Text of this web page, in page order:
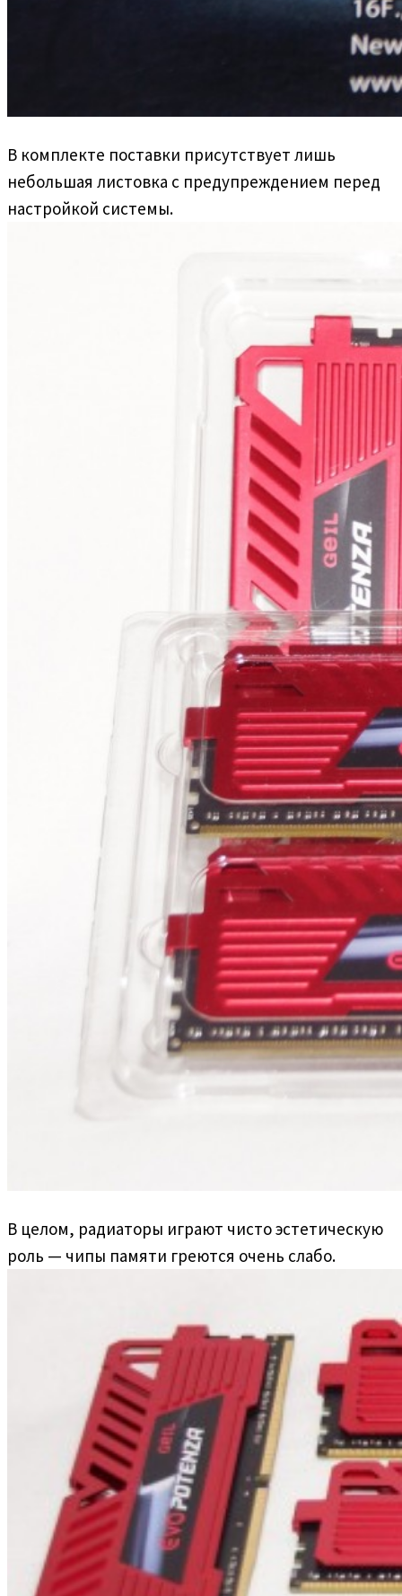
В комплекте поставки присутствует лишь
небольшая листовка с предупреждением перед
настройкой системы.
В целом, радиаторы играют чисто эстетическую
роль — чипы памяти греются очень слабо.